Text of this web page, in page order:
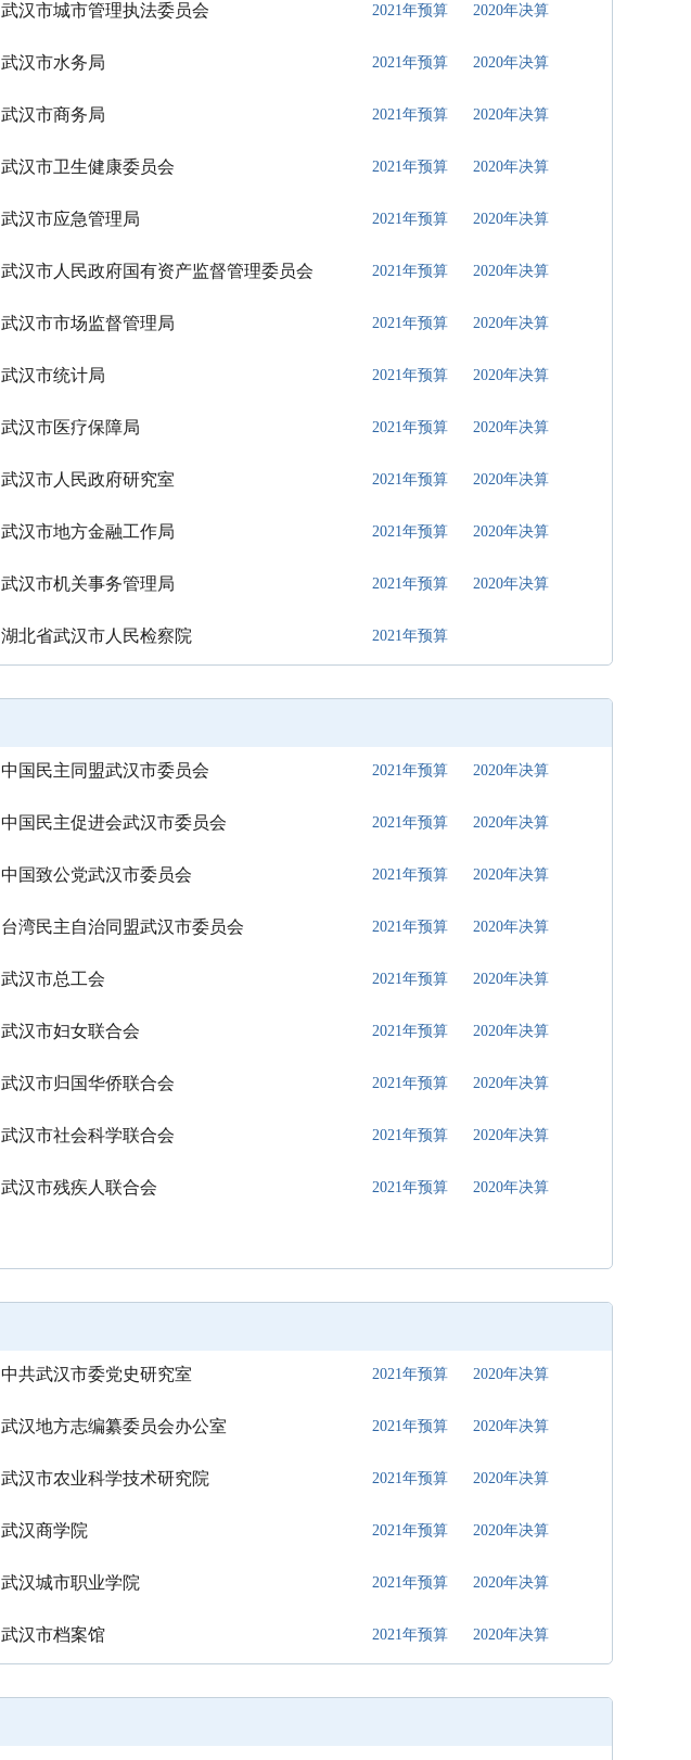
武汉市城市管理执法委员会 2021年预算 2020年决算
武汉市水务局 2021年预算 2020年决算
武汉市商务局 2021年预算 2020年决算
武汉市卫生健康委员会 2021年预算 2020年决算
武汉市应急管理局 2021年预算 2020年决算
武汉市人民政府国有资产监督管理委员会 2021年预算 2020年决算
武汉市市场监督管理局 2021年预算 2020年决算
武汉市统计局 2021年预算 2020年决算
武汉市医疗保障局 2021年预算 2020年决算
武汉市人民政府研究室 2021年预算 2020年决算
武汉市地方金融工作局 2021年预算 2020年决算
武汉市机关事务管理局 2021年预算 2020年决算
湖北省武汉市人民检察院 2021年预算
中国民主同盟武汉市委员会 2021年预算 2020年决算
中国民主促进会武汉市委员会 2021年预算 2020年决算
中国致公党武汉市委员会 2021年预算 2020年决算
台湾民主自治同盟武汉市委员会 2021年预算 2020年决算
武汉市总工会 2021年预算 2020年决算
武汉市妇女联合会 2021年预算 2020年决算
武汉市归国华侨联合会 2021年预算 2020年决算
武汉市社会科学联合会 2021年预算 2020年决算
武汉市残疾人联合会 2021年预算 2020年决算
中共武汉市委党史研究室 2021年预算 2020年决算
武汉地方志编纂委员会办公室 2021年预算 2020年决算
武汉市农业科学技术研究院 2021年预算 2020年决算
武汉商学院 2021年预算 2020年决算
武汉城市职业学院 2021年预算 2020年决算
武汉市档案馆 2021年预算 2020年决算